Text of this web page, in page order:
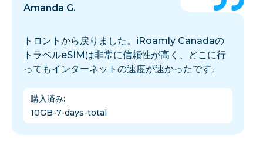
Amanda G.
トロントから戻りました。iRoamly Canadaの
トラベルeSIMは非常に信頼性が高く、どこに行
ってもインターネットの速度が速かったです。
購入済み:
10GB-7-days-total